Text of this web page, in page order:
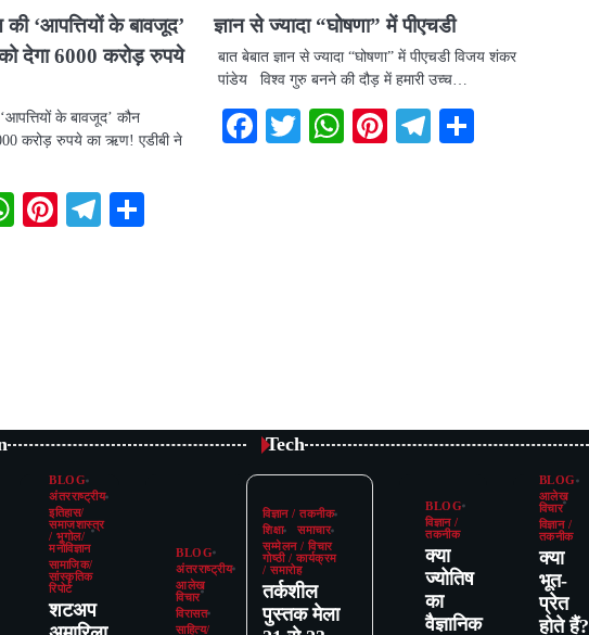
की ‘आपत्तियों के बावजूद’
देगा 6000 करोड़ रुपये
के बावजूद’ कौन
करोड़ रुपये का ऋण! एडीबी ने
WhatsApp
PinterestTelegram
ज्ञान से ज्यादा “घोषणा” में पीएचडी
बात बेबात ज्ञान से ज्यादा “घोषणा” में पीएचडी विजय शंकर
पांडेय विश्व गुरु बनने की दौड़ में हमारी उच्च…
Facebook
TwitterWhatsApp
PinterestTelegram
BLOG
अंतरराष्ट्रीय
इतिहास/
समाजशास्त्र
/ भूगोल/
मनोविज्ञान
सामाजिक/
सांस्कृतिक
रिपोर्ट
शटअप
BLOG
अंतरराष्ट्रीय
आलेख
विचार
विरासत
साहित्य/
Tech
विज्ञान / तकनीक
शिक्षा
समाचार
सम्मेलन / विचार
गोष्ठी / कार्यक्रम
/ समारोह
तर्कशील
पुस्तक मेला
BLOG
विज्ञान /
तकनीक
क्या
ज्योतिष
का
वैज्ञानिक
BLOG
आलेख
विचार
विज्ञान /
तकनीक
क्या
भूत-
प्रेत
होते हैं?